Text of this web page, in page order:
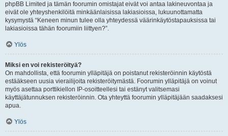
phpBB Limited ja tämän foorumin omistajat eivät voi antaa lakineuvontaa ja
eivät ole yhteyshenkilöitä minkäänlaisissa lakiasioissa, lukuunottamatta
kysymystä “Keneen minun tulee olla yhteydessä väärinkäytöstapauksissa tai
lakiasioissa tähän foorumiin liittyen?”.
Ylös
Miksi en voi rekisteröityä?
On mahdollista, että foorumin ylläpitäjä on poistanut rekisteröinnin käytöstä
estääkseen uusia vierailijoita rekisteröitymästä. Foorumin ylläpitäjä on voinut
myös asettaa porttikiellon IP-osoitteellesi tai estänyt valitsemasi
käyttäjätunnuksen rekisteröinnin. Ota yhteyttä foorumin ylläpitäjään saadaksesi
apua.
Ylös